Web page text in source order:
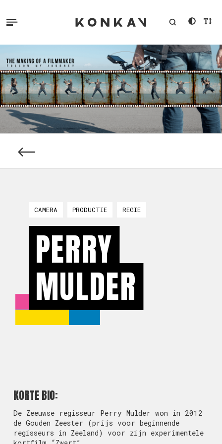
CAMERA PRODUCTIE REGIE
PERRY
MULDER
KORTE BIO:
De Zeeuwse regisseur Perry Mulder won in 2012
de Gouden Zeester (prijs voor beginnende
regisseurs in Zeeland) voor zijn experimentele